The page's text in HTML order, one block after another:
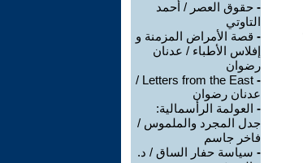
- حقوق العصر / أحمد
التاوتي
- قصة الأمراض المزمنة و
إفلاس الأطباء / عدنان
رضوان
-
Letters from the East /
عدنان رضوان
- العولمة الرأسمالية:
جدل المجرد والملموس /
فاخر جاسم
- سياسة حفار الساق / د.